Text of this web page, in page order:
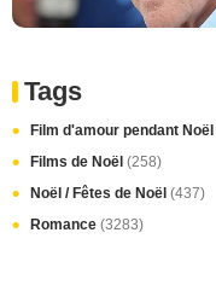
Tags
Film d'amour pendant Noël
Films de Noël (258)
Noël / Fêtes de Noël (437)
Romance (3283)